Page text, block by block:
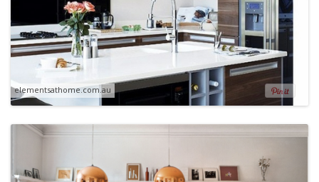
elementsathome.com.au